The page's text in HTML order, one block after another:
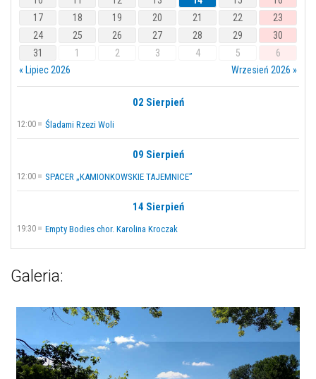
17
18 19 20 21 22
23
24
25 26 27 28 29
30
31
1 2 3 4 5
6
« Lipiec 2026
Wrzesień 2026 »
02 Sierpień
12:00 Śladami Rzezi Woli
09 Sierpień
12:00 SPACER „KAMIONKOWSKIE TAJEMNICE”
14 Sierpień
19:30 Empty Bodies chor. Karolina Kroczak
Galeria: